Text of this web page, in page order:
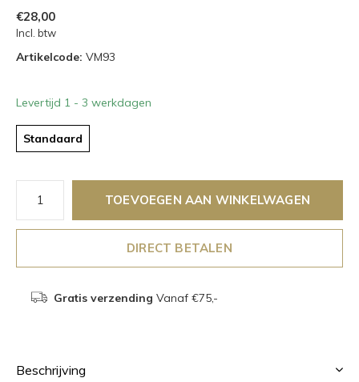
€28,00
Incl. btw
Artikelcode: VM93
Levertijd 1 - 3 werkdagen
Standaard
TOEVOEGEN AAN WINKELWAGEN
DIRECT BETALEN
Gratis verzending Vanaf €75,-
Beschrijving